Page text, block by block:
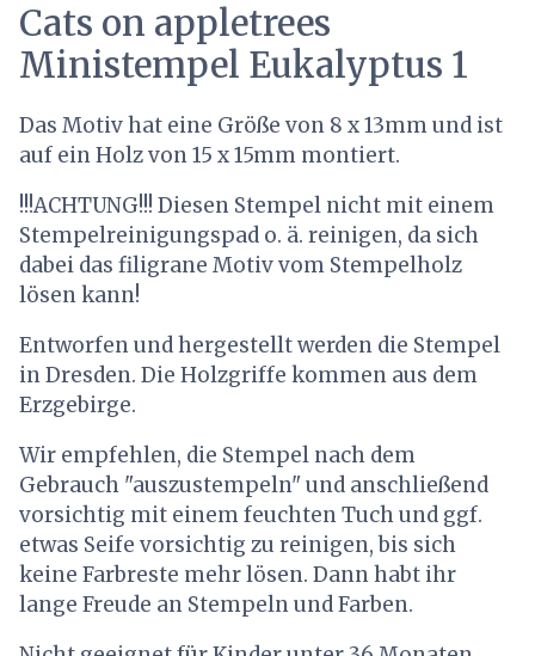
Cats on appletrees
Ministempel Eukalyptus 1
Das Motiv hat eine Größe von 8 x 13mm und ist
auf ein Holz von 15 x 15mm montiert.
!!!ACHTUNG!!! Diesen Stempel nicht mit einem
Stempelreinigungspad o. ä. reinigen, da sich
dabei das filigrane Motiv vom Stempelholz
lösen kann!
Entworfen und hergestellt werden die Stempel
in Dresden. Die Holzgriffe kommen aus dem
Erzgebirge.
Wir empfehlen, die Stempel nach dem
Gebrauch "auszustempeln" und anschließend
vorsichtig mit einem feuchten Tuch und ggf.
etwas Seife vorsichtig zu reinigen, bis sich
keine Farbreste mehr lösen. Dann habt ihr
lange Freude an Stempeln und Farben.